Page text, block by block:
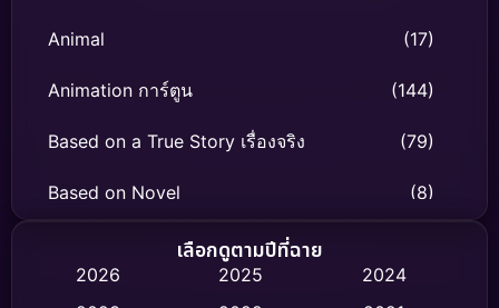
Animal (17)
Animation การ์ตูน (144)
Based on a True Story เรื่องจริง (79)
Based on Novel (8)
Biography ชีวิตจริงเลือกดูตามปีที่ฉาย
2026 2025
2024